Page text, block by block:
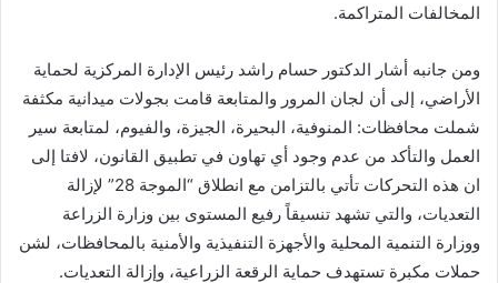
المخالفات المتراكمة.
ومن جانبه أشار الدكتور حسام راشد رئيس الإدارة المركزية لحماية
الأراضي، إلى أن لجان المرور والمتابعة قامت بجولات ميدانية مكثفة
شملت محافظات: المنوفية، البحيرة، الجيزة، والفيوم، لمتابعة سير
العمل والتأكد من عدم وجود أي تهاون في تطبيق القانون، لافتا إلى
ان هذه التحركات تأتي بالتزامن مع انطلاق “الموجة 28” لإزالة
التعديات، والتي تشهد تنسيقاً رفيع المستوى بين وزارة الزراعة
ووزارة التنمية المحلية والأجهزة التنفيذية والأمنية بالمحافظات، لشن
حملات مكبرة تستهدف حماية الرقعة الزراعية، وإزالة التعديات.